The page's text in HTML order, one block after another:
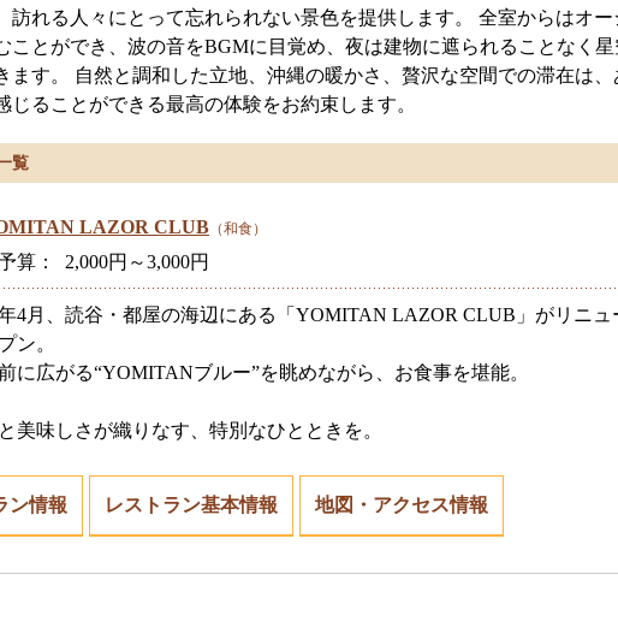
訪れる人々にとって忘れられない景色を提供します。 全室からはオー
ことができ、波の音をBGMに目覚め、夜は建物に遮られることなく
ます。 自然と調和した立地、沖縄の暖かさ、贅沢な空間での滞在は、
じることができる最高の体験をお約束します。
覧
LAZOR CLUB （和食）
算： 2,000円～3,000円
4月、読谷・都屋の海辺にある「YOMITAN LAZOR CLUB」がリニュ
ン。
に広がる“YOMITANブルー”を眺めながら、お食事を堪能。
美味しさが織りなす、特別なひとときを。
ン情報 レストラン基本情報 地図・アクセス情報